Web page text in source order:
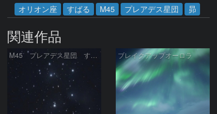
オリオン座
すばる M45 プレアデス星団 昴
関連作品
M45 プレアデス星団 すばる ブレイクアップオーロラ